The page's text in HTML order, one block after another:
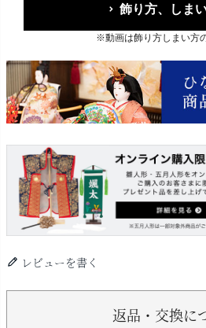
飾り方、しま
※動画は飾り方しまい方
レビューを書く
返品・交換に